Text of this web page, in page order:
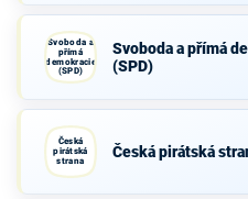
Svoboda a
přímá
demokracie
(SPD)
Svoboda a přímá
(SPD)
Česká
pirátská
strana
Česká pirátská